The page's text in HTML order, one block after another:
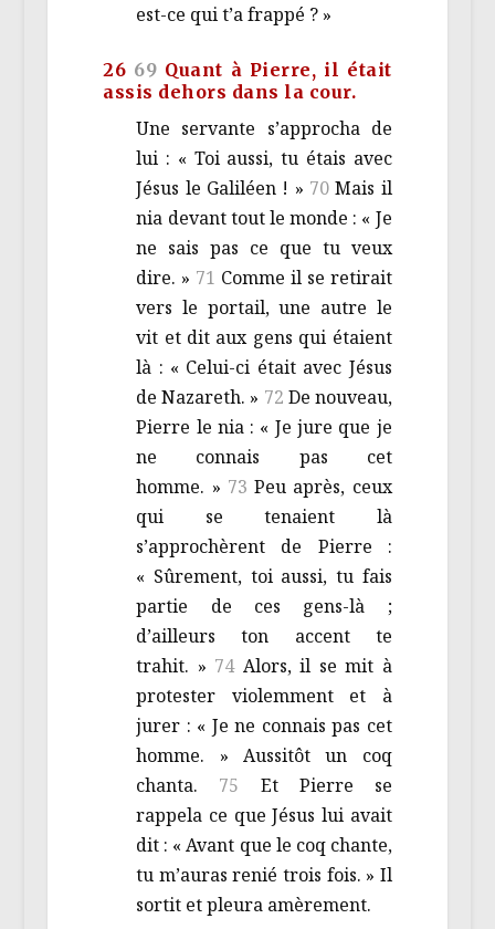
est-ce qui t’a frappé ? »
26 69 Quant à Pierre, il était
assis dehors dans la cour.
Une servante s’approcha de
lui : « Toi aussi, tu étais avec
Jésus le Galiléen ! » 70Mais il
nia devant tout le monde : « Je
ne sais pas ce que tu veux
dire. » 71 Comme il se retirait
vers le portail, une autre le
vit et dit aux gens qui étaient
là : « Celui-ci était avec Jésus
de Nazareth. » 72 De nouveau,
Pierre le nia : « Je jure que je
ne connais pas cet
homme. » 73Peu après, ceux
qui se tenaient là
s’approchèrent de Pierre :
« Sûrement, toi aussi, tu fais
partie de ces gens-là ;
d’ailleurs ton accent te
trahit. » 74 Alors, il se mit à
protester violemment et à
jurer : « Je ne connais pas cet
homme. » Aussitôt un coq
chanta. 75 Et Pierre se
rappela ce que Jésus lui avait
dit : « Avant que le coq chante,
tu m’auras renié trois fois. » Il
sortit et pleura amèrement.